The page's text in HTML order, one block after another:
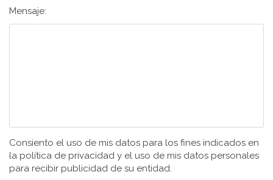
Mensaje:
Consiento el uso de mis datos para los fines indicados en
la política de privacidad y el uso de mis datos personales
para recibir publicidad de su entidad.